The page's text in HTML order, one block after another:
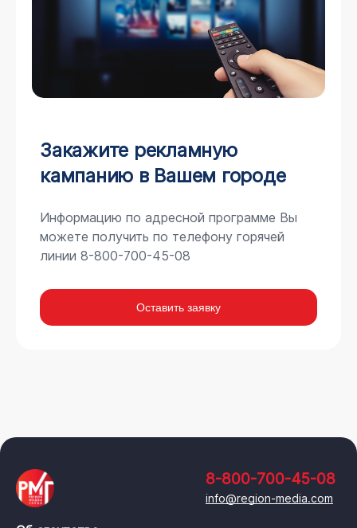
Закажите рекламную
кампанию в Вашем городе
Информацию по адресной программе Вы
можете получить по телефону горячей
линии 8-800-700-45-08
Оставить заявку
8-800-700-45-08
info@region-media.com